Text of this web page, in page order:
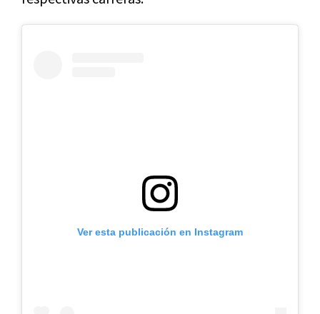
Ver esta publicación en Instagram